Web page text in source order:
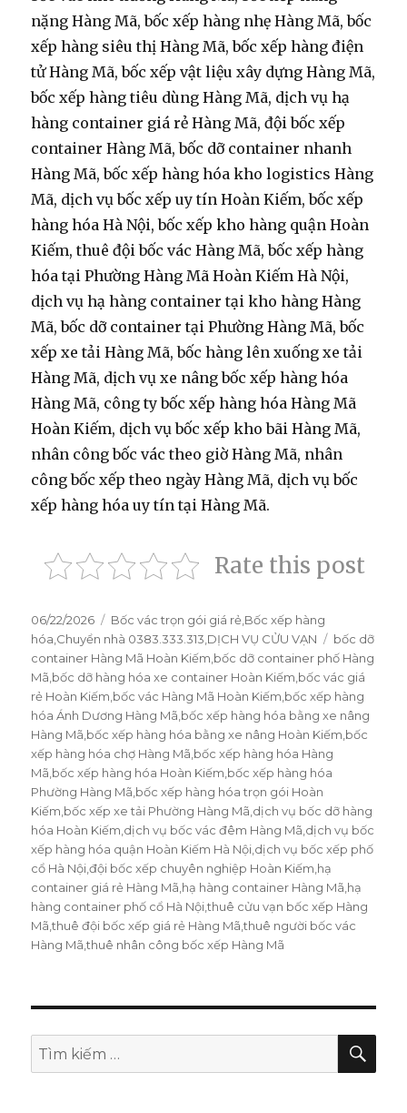
nặng Hàng Mã, bốc xếp hàng nhẹ Hàng Mã, bốc
xếp hàng siêu thị Hàng Mã, bốc xếp hàng điện
tử Hàng Mã, bốc xếp vật liệu xây dựng Hàng Mã,
bốc xếp hàng tiêu dùng Hàng Mã, dịch vụ hạ
hàng container giá rẻ Hàng Mã, đội bốc xếp
container Hàng Mã, bốc dỡ container nhanh
Hàng Mã, bốc xếp hàng hóa kho logistics Hàng
Mã, dịch vụ bốc xếp uy tín Hoàn Kiếm, bốc xếp
hàng hóa Hà Nội, bốc xếp kho hàng quận Hoàn
Kiếm, thuê đội bốc vác Hàng Mã, bốc xếp hàng
hóa tại Phường Hàng Mã Hoàn Kiếm Hà Nội,
dịch vụ hạ hàng container tại kho hàng Hàng
Mã, bốc dỡ container tại Phường Hàng Mã, bốc
xếp xe tải Hàng Mã, bốc hàng lên xuống xe tải
Hàng Mã, dịch vụ xe nâng bốc xếp hàng hóa
Hàng Mã, công ty bốc xếp hàng hóa Hàng Mã
Hoàn Kiếm, dịch vụ bốc xếp kho bãi Hàng Mã,
nhân công bốc vác theo giờ Hàng Mã, nhân
công bốc xếp theo ngày Hàng Mã, dịch vụ bốc
xếp hàng hóa uy tín tại Hàng Mã.
Rate this post
Đăng
vào
ngày
06/22/2026
Danh
mục
Bốc vác trọn gói giá rẻ,Bốc xếp hàng
hóa,Chuyển nhà 0383.333.313,DỊCH VỤ CỬU VẠN Thẻ
bốc dỡ
container Hàng Mã Hoàn Kiếm,bốc dỡ container phố Hàng
Mã,bốc dỡ hàng hóa xe container Hoàn Kiếm,bốc vác giá
rẻ Hoàn Kiếm,bốc vác Hàng Mã Hoàn Kiếm,bốc xếp hàng
hóa Ánh Dương Hàng Mã,bốc xếp hàng hóa bằng xe nâng
Hàng Mã,bốc xếp hàng hóa bằng xe nâng Hoàn Kiếm,bốc
xếp hàng hóa chợ Hàng Mã,bốc xếp hàng hóa Hàng
Mã,bốc xếp hàng hóa Hoàn Kiếm,bốc xếp hàng hóa
Phường Hàng Mã,bốc xếp hàng hóa trọn gói Hoàn
Kiếm,bốc xếp xe tải Phường Hàng Mã,dịch vụ bốc dỡ hàng
hóa Hoàn Kiếm,dịch vụ bốc vác đêm Hàng Mã,dịch vụ bốc
xếp hàng hóa quận Hoàn Kiếm Hà Nội,dịch vụ bốc xếp phố
cổ Hà Nội,đội bốc xếp chuyên nghiệp Hoàn Kiếm,hạ
container giá rẻ Hàng Mã,hạ hàng container Hàng Mã,hạ
hàng container phố cổ Hà Nội,thuê cửu vạn bốc xếp Hàng
Mã,thuê đội bốc xếp giá rẻ Hàng Mã,thuê người bốc vác
Hàng Mã,thuê nhân công bốc xếp Hàng Mã
Tìm
kiếm:
TÌM